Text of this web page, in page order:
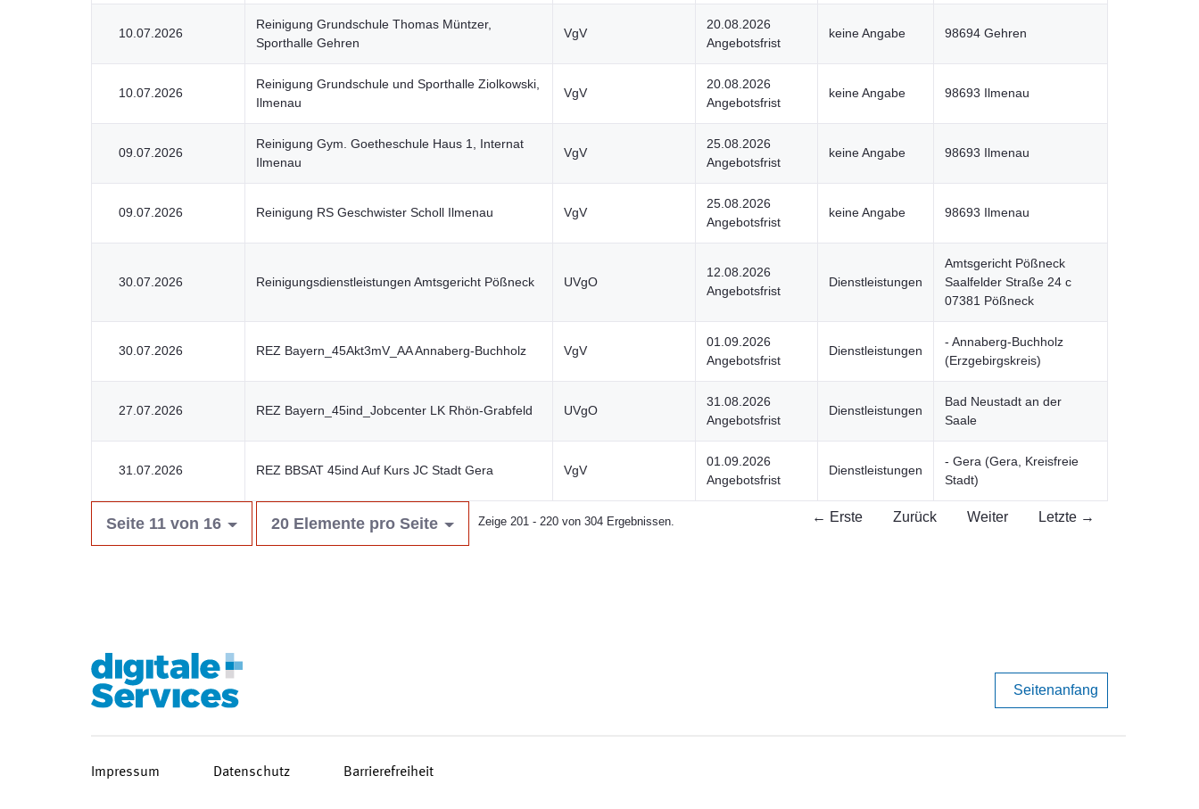
10.07.2026
Reinigung Grundschule Thomas Müntzer,
Sporthalle Gehren
VgV
20.08.2026
Angebotsfrist
keine Angabe 98694 Gehren
10.07.2026
Reinigung Grundschule und Sporthalle Ziolkowski,
Ilmenau
VgV
20.08.2026
Angebotsfrist
keine Angabe 98693 Ilmenau
09.07.2026
Reinigung Gym. Goetheschule Haus 1, Internat
Ilmenau
VgV
25.08.2026
Angebotsfrist
keine Angabe 98693 Ilmenau
09.07.2026 Reinigung RS Geschwister Scholl Ilmenau VgV
25.08.2026
Angebotsfrist
keine Angabe 98693 Ilmenau
30.07.2026 Reinigungsdienstleistungen Amtsgericht Pößneck UVgO
12.08.2026
Angebotsfrist
Dienstleistungen
Amtsgericht Pößneck
Saalfelder Straße 24 c
07381 Pößneck
30.07.2026 REZ Bayern_45Akt3mV_AA Annaberg-Buchholz VgV
01.09.2026
Angebotsfrist
Dienstleistungen
- Annaberg-Buchholz
(Erzgebirgskreis)
27.07.2026 REZ Bayern_45ind_Jobcenter LK Rhön-Grabfeld UVgO
31.08.2026
Angebotsfrist
Dienstleistungen
Bad Neustadt an der
Saale
31.07.2026 REZ BBSAT 45ind Auf Kurs JC Stadt Gera VgV
01.09.2026
Angebotsfrist
Dienstleistungen
- Gera (Gera, Kreisfreie
Stadt)
Seite 11 von 16 20 Elemente pro Seite Zeige 201 - 220 von 304 Ergebnissen. ← Erste Zurück Weiter Letzte →
Seitenanfang
Impressum Datenschutz Barrierefreiheit